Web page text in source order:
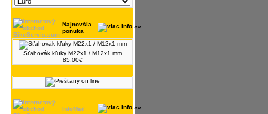
Najnovšia
ponuka
Sťahovák kľuky M22x1 / M12x1 mm
85,00€
InfoMail